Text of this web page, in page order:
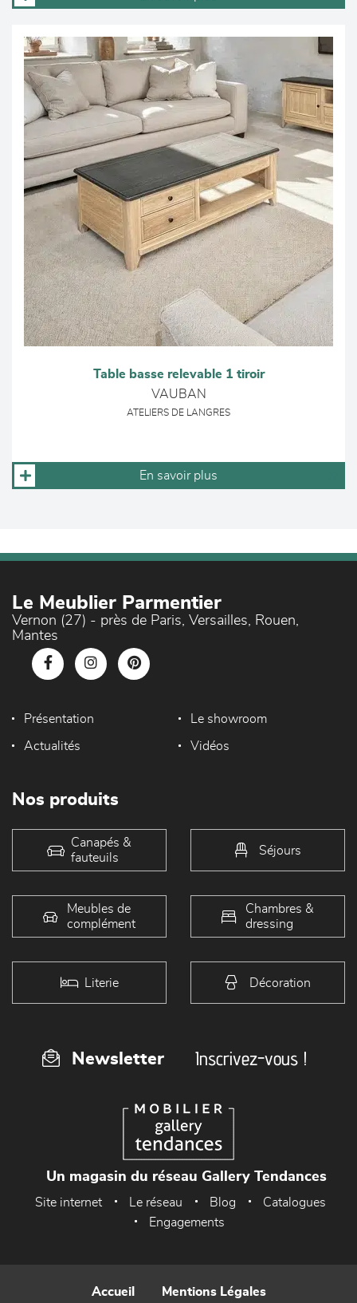
Table basse relevable 1 tiroir
VAUBAN
ATELIERS DE LANGRES
En savoir plus
Le Meublier Parmentier
Vernon (27) - près de Paris, Versailles, Rouen,
Mantes
Présentation Le showroom
Actualités Vidéos
Nos produits
Canapés &
fauteuils
Séjours
Meubles de
complément
Chambres &
dressing
Literie Décoration
Newsletter Inscrivez-vous !
Un magasin du réseau Gallery Tendances
Site internet Le réseau Blog
Catalogues
Engagements
Accueil Mentions Légales